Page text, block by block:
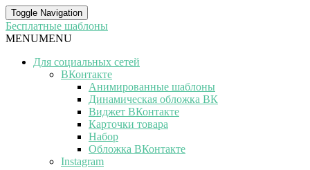
Toggle Navigation
Бесплатные шаблоны
MENUMENU
Для социальных сетей
ВКонтакте
Анимированные шаблоны
Динамическая обложка ВК
Виджет ВКонтакте
Карточки товара
Набор
Обложка ВКонтакте
Instagram